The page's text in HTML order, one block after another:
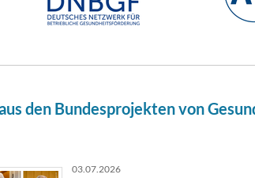
den Bundesprojekten von
03.07.2026